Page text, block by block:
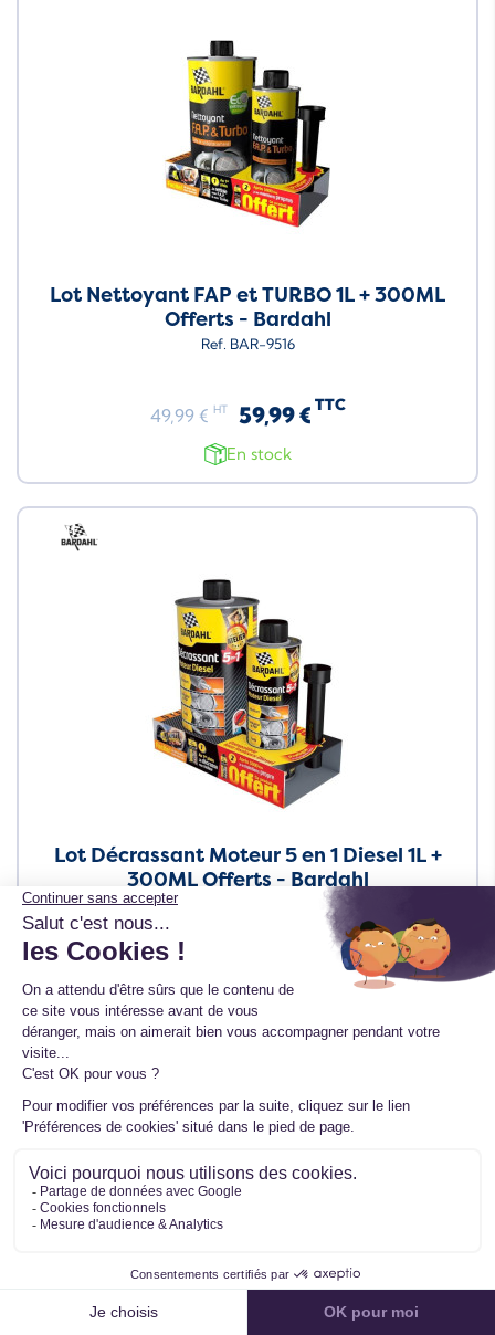
Lot Nettoyant FAP et TURBO 1L + 300ML
Offerts - Bardahl
Ref. BAR-9516
49,99 € HT 59,99 € TTC
En stock
Neuf
Lot Décrassant Moteur 5 en 1 Diesel 1L +
300ML Offerts - Bardahl
TTC
En stock